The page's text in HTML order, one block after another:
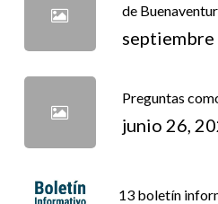
de
septiembre
Preguntas
junio 26,
13 boletín